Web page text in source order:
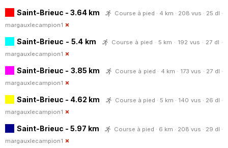
Saint-Brieuc - 3.64 km
Course à pied · 4 km · 208 vus · 25 dl ·
margauxlecampion1
Saint-Brieuc - 5.4 km
Course à pied · 5 km · 192 vus · 27 dl ·
margauxlecampion1
Saint-Brieuc - 3.85 km
Course à pied · 4 km · 173 vus · 27 dl ·
margauxlecampion1
Saint-Brieuc - 4.62 km
Course à pied · 5 km · 140 vus · 26 dl ·
margauxlecampion1
Saint-Brieuc - 5.97 km
Course à pied · 6 km · 208 vus · 29 dl ·
margauxlecampion1